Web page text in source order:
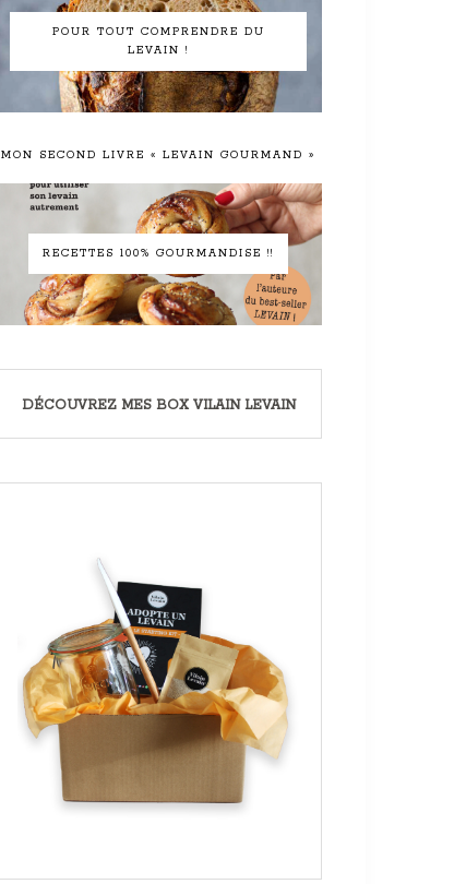
POUR TOUT COMPRENDRE DU
LEVAIN !
MON SECOND LIVRE « LEVAIN GOURMAND »
RECETTES 100% GOURMANDISE !!
DÉCOUVREZ MES BOX VILAIN LEVAIN